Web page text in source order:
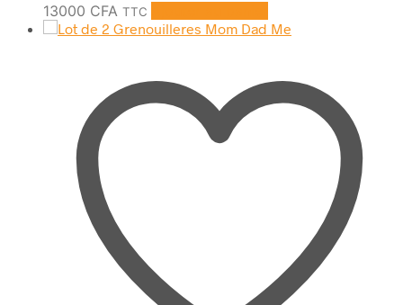
13000 CFA TTC